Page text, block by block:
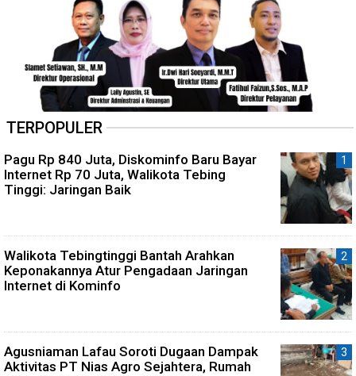
TERPOPULER
Pagu Rp 840 Juta, Diskominfo Baru Bayar
Internet Rp 70 Juta, Walikota Tebing
Tinggi: Jaringan Baik
Walikota Tebingtinggi Bantah Arahkan
Keponakannya Atur Pengadaan Jaringan
Internet di Kominfo
Agusniaman Lafau Soroti Dugaan Dampak
Aktivitas PT Nias Agro Sejahtera, Rumah